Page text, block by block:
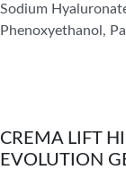
Sodium
Phenoxyethanol,
CREMA LIFT
EVOLUTION